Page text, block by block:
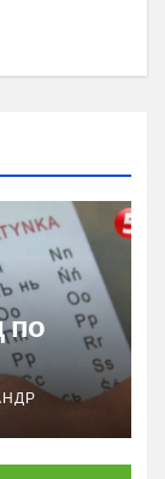
по